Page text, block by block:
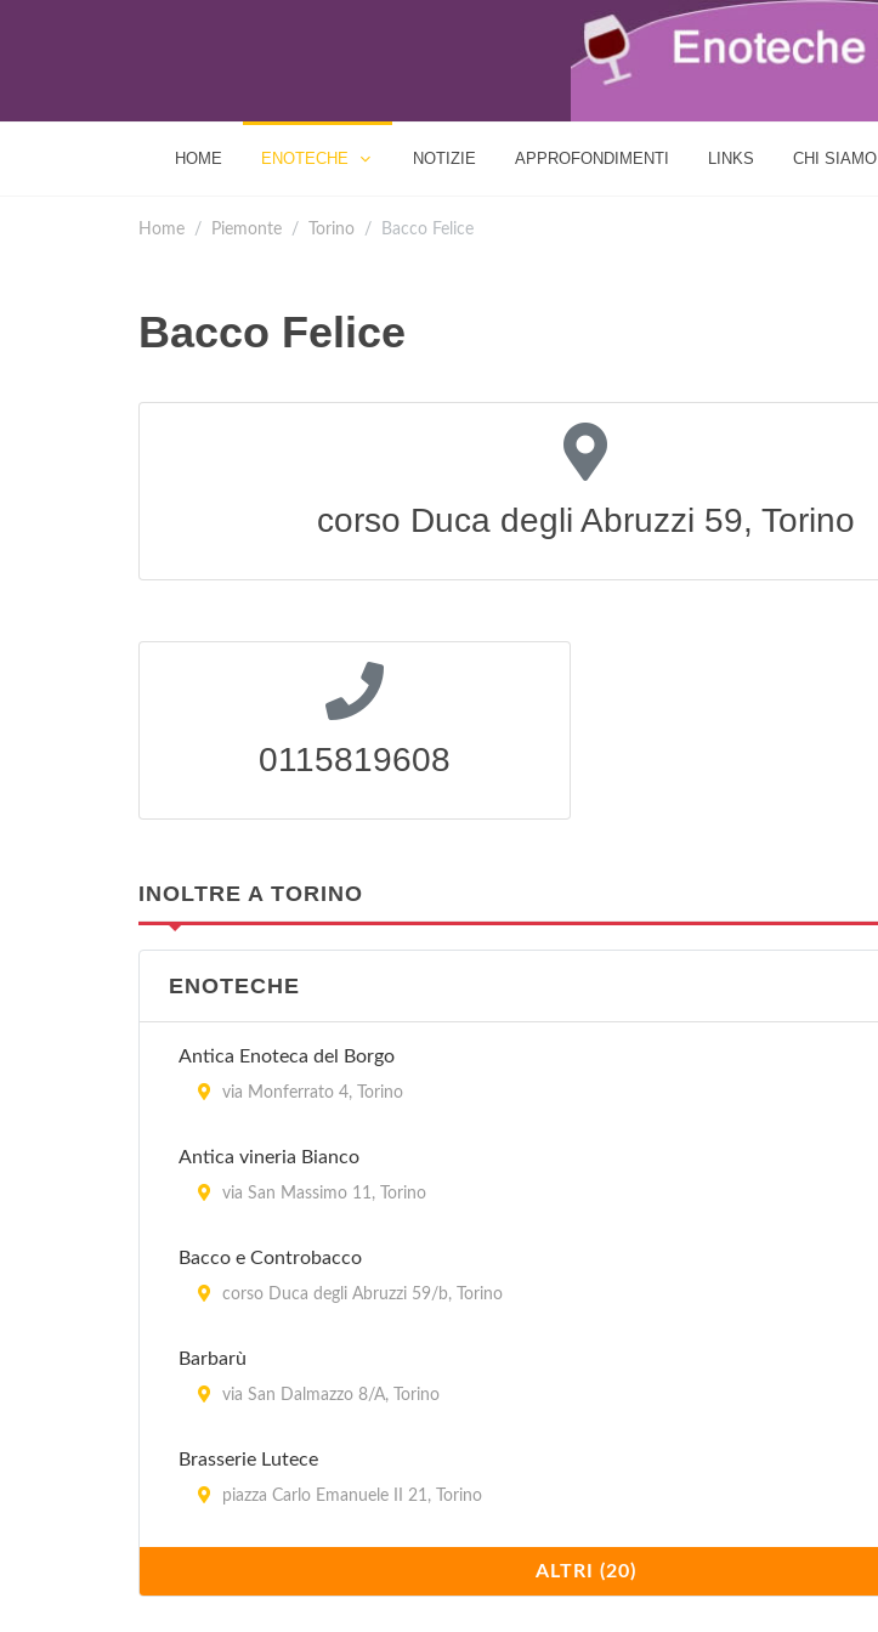
HOME ENOTECHE NOTIZIE APPROFONDIMENTI LINKS CHI SIAMO
Home Piemonte Torino Bacco Felice
Bacco Felice
corso Duca degli Abruzzi 59, Torino
0115819608
INOLTRE A TORINO
ENOTECHE
Antica Enoteca del Borgo
via Monferrato 4, Torino
Antica vineria Bianco
via San Massimo 11, Torino
Bacco e Controbacco
corso Duca degli Abruzzi 59/b, Torino
Barbarù
via San Dalmazzo 8/A, Torino
Brasserie Lutece
piazza Carlo Emanuele II 21, Torino
piazza Vittorio Veneto 5, Torino
ALTRI (20)